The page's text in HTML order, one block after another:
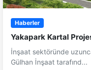
Haberler
Yakapark Kartal
İnşaat sektöründe
Gülhan İnşaat tarafınd...